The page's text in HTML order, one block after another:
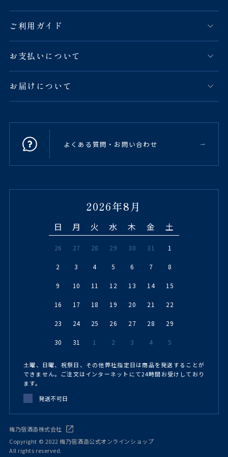
ご利用ガイド
お支払いについて
お届けについて
よくある質問・お問い合わせ
2026年8月
日 月 火 水 木 金 土
26 27 28 29 30 31 1
2 3 4 5 6 7 8
9 10 11 12 13 14 15
16 17 18 19 20 21 22
23 24 25 26 27 28 29
30 31 1 2 3 4 5
土曜、日曜、祝祭日、その他弊社指定日は商品を発送することが
できません。ご注文はインターネットにて24時間お受けしており
ます。
発送不可日
梅乃宿酒造株式会社
Copyright © 2022 梅乃宿酒造公式オンラインショップ
All rights reserved.